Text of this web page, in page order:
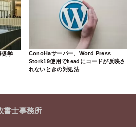
奨学
ConoHaサーバー、Word Press
Stork19使用でheadにコードが反映さ
れないときの対処法
書士事務所